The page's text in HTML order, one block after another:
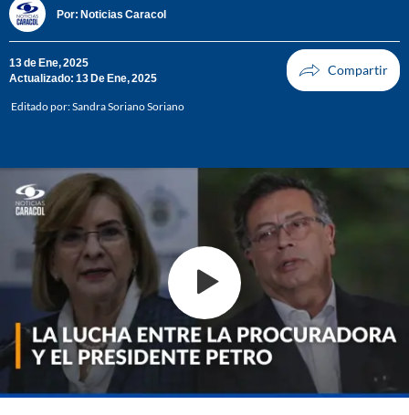
Por: Noticias Caracol
13 de Ene, 2025
Actualizado: 13 De Ene, 2025
Editado por:Sandra Soriano Soriano